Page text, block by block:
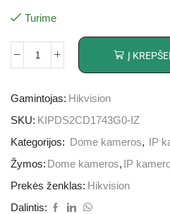
Turime
Į
Gamintojas: Hikvision
SKU: KIPDS2CD1743G0-IZ
Kategorijos:
Dome kameros, IP
Žymos: Dome kameros, IP
Prekės ženklas: Hikvision
Dalintis: